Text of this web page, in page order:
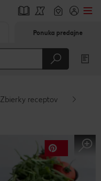
Ponuka predajne
Zbierky receptov